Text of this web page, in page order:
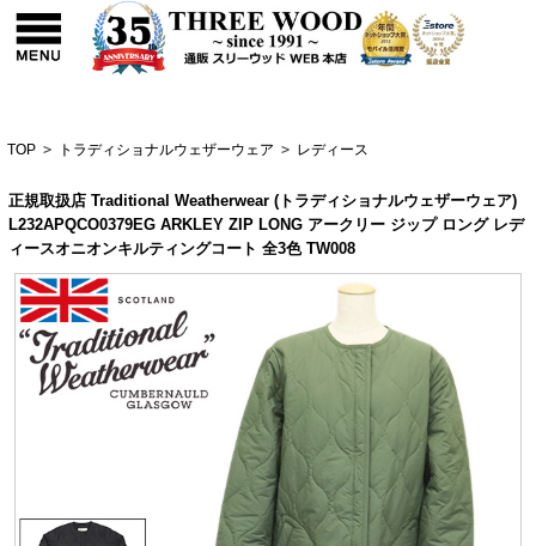
TOP > トラディショナルウェザーウェア > レディース
正規取扱店 Traditional Weatherwear (トラディショナルウェザーウェア)
L232APQCO0379EG ARKLEY ZIP LONG アークリー ジップ ロング レデ
ィースオニオンキルティングコート 全3色 TW008